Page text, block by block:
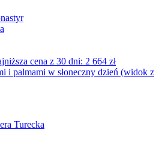
cena z 30 dni: 2 664 zł
Turecka